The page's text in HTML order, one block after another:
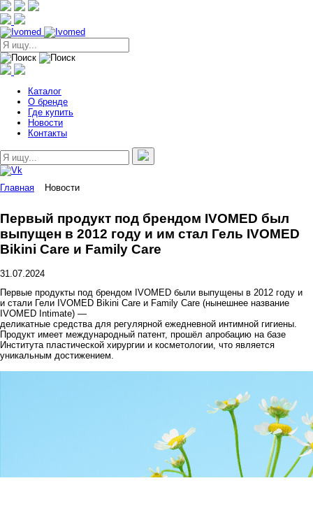
Каталог
О бренде
Где купить
Новости
Контакты
Главная Новости
Первый продукт под брендом IVOMED был
выпущен в 2012 году и им стал Гель IVOMED
Bikini Care и Family Care
31.07.2024
Первые продукты под брендом IVOMED были выпущены в 2012 году и
и стали Гели IVOMED Bikini Care и Family Care (нынешнее название
IVOMED Intimate) —
деликатные средства для регулярной ежедневной интимной гигиены.
Продукт имеет международный патент, прошёл апробацию на базе
Института пластической хирургии и косметологии, что является
уникальным достижением.